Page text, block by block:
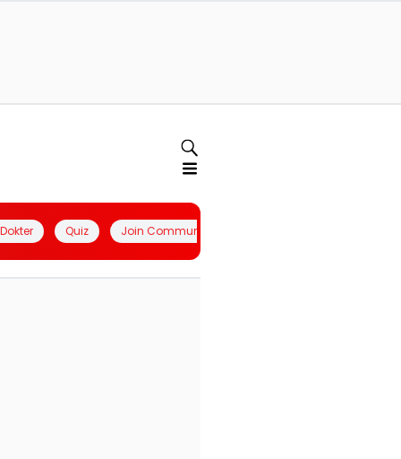
Quiz Join Community